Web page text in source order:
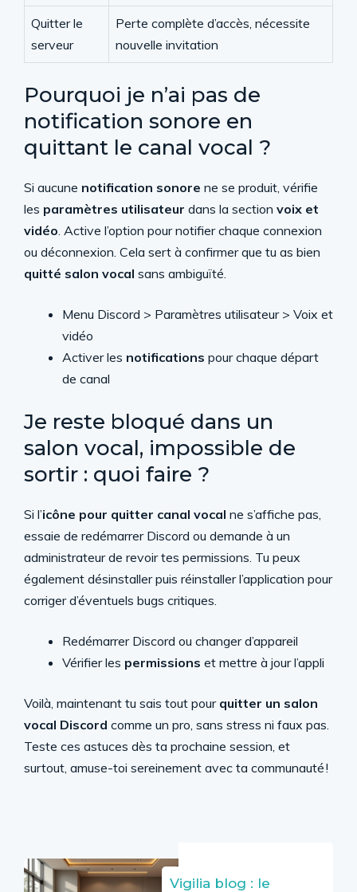
Quitter le
serveur
Perte complète d’accès, nécessite
nouvelle invitation
Pourquoi je n’ai pas de
notification sonore en
quittant le canal vocal ?
Si aucune notification sonore ne se produit, vérifie
les paramètres utilisateur dans la section voix et
vidéo. Active l’option pour notifier chaque connexion
ou déconnexion. Cela sert à confirmer que tu as bien
quitté salon vocal sans ambiguïté.
Menu Discord > Paramètres utilisateur > Voix et
vidéo
Activer les notifications pour chaque départ
de canal
Je reste bloqué dans un
salon vocal, impossible de
sortir : quoi faire ?
Si l’icône pour quitter canal vocal ne s’affiche pas,
essaie de redémarrer Discord ou demande à un
administrateur de revoir tes permissions. Tu peux
également désinstaller puis réinstaller l’application pour
corriger d’éventuels bugs critiques.
Redémarrer Discord ou changer d’appareil
Vérifier les permissions et mettre à jour l’appli
Voilà, maintenant tu sais tout pour quitter un salon
vocal Discord comme un pro, sans stress ni faux pas.
Teste ces astuces dès ta prochaine session, et
surtout, amuse-toi sereinement avec ta communauté !
Vigilia blog : le